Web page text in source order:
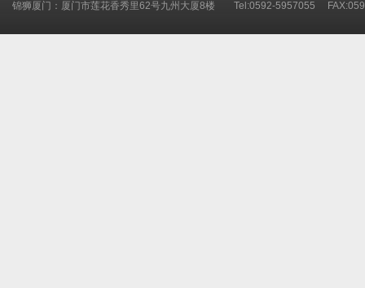
锦狮厦门：厦门市莲花香秀里62号九州大厦8楼 Tel:0592-5957055